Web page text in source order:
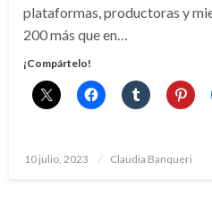
plataformas, productoras y
200 más que en…
¡Compártelo!
Publicado
10 julio, 2023 Claudia Banqueri